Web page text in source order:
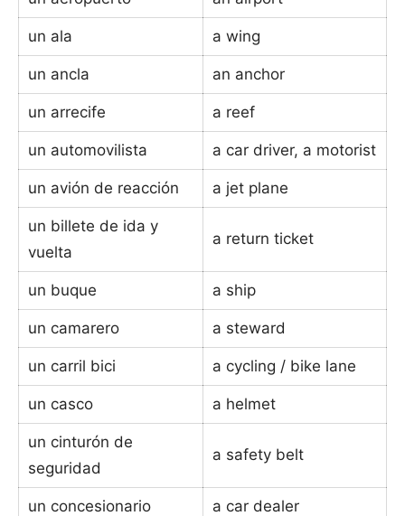
un ala a wing
un ancla an anchor
un arrecife a reef
un automovilista a car driver, a motorist
un avión de reacción a jet plane
un billete de ida y
vuelta
a return ticket
un buque a ship
un camarero a steward
un carril bici a cycling / bike lane
un casco a helmet
un cinturón de
seguridad
a safety belt
un concesionario a car dealer